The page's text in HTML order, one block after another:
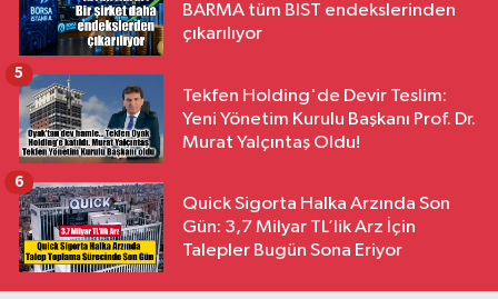
BARMA tüm BIST endekslerinden
çıkarılıyor
Tekfen Holding'de Devir Teslim:
Yeni Yönetim Kurulu Başkanı Prof. Dr.
Murat Yalçıntaş Oldu!
5
Quick Sigorta Halka Arzında Son
Gün: 3,7 Milyar TL’lik Arz İçin
Talepler Bugün Sona Eriyor
6